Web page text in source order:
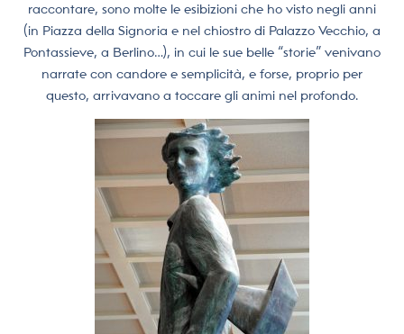
raccontare, sono molte le esibizioni che ho visto negli anni
(in Piazza della Signoria e nel chiostro di Palazzo Vecchio, a
Pontassieve, a Berlino…), in cui le sue belle “storie” venivano
narrate con candore e semplicità, e forse, proprio per
questo, arrivavano a toccare gli animi nel profondo.